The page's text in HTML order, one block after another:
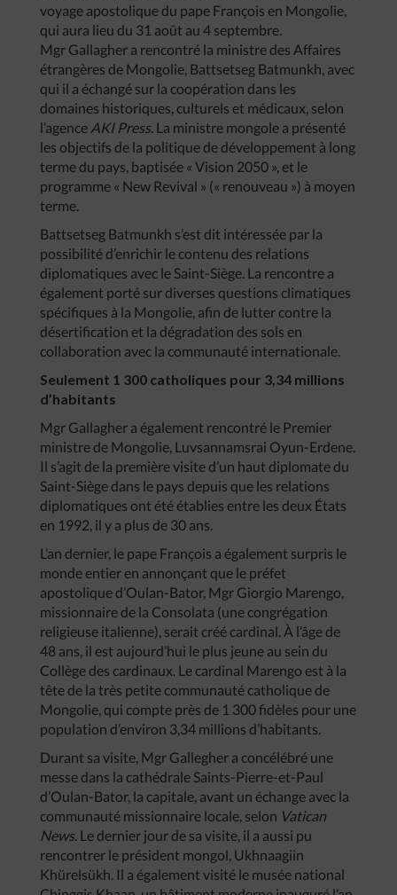
voyage apostolique du pape François en Mongolie,
qui aura lieu du 31 août au 4 septembre.
Mgr Gallagher a rencontré la ministre des Affaires
étrangères de Mongolie, Battsetseg Batmunkh, avec
qui il a échangé sur la coopération dans les
domaines historiques, culturels et médicaux, selon
l’agence AKI Press. La ministre mongole a présenté
les objectifs de la politique de développement à long
terme du pays, baptisée « Vision 2050 », et le
programme « New Revival » (« renouveau ») à moyen
terme.
Battsetseg Batmunkh s’est dit intéressée par la
possibilité d’enrichir le contenu des relations
diplomatiques avec le Saint-Siège. La rencontre a
également porté sur diverses questions climatiques
spécifiques à la Mongolie, afin de lutter contre la
désertification et la dégradation des sols en
collaboration avec la communauté internationale.
Seulement 1 300 catholiques pour 3,34 millions
d’habitants
Mgr Gallagher a également rencontré le Premier
ministre de Mongolie, Luvsannamsrai Oyun-Erdene.
Il s’agit de la première visite d’un haut diplomate du
Saint-Siège dans le pays depuis que les relations
diplomatiques ont été établies entre les deux États
en 1992, il y a plus de 30 ans.
L’an dernier, le pape François a également surpris le
monde entier en annonçant que le préfet
apostolique d’Oulan-Bator, Mgr Giorgio Marengo,
missionnaire de la Consolata (une congrégation
religieuse italienne), serait créé cardinal. À l’âge de
48 ans, il est aujourd’hui le plus jeune au sein du
Collège des cardinaux. Le cardinal Marengo est à la
tête de la très petite communauté catholique de
Mongolie, qui compte près de 1 300 fidèles pour une
population d’environ 3,34 millions d’habitants.
Durant sa visite, Mgr Gallegher a concélébré une
messe dans la cathédrale Saints-Pierre-et-Paul
d’Oulan-Bator, la capitale, avant un échange avec la
communauté missionnaire locale, selon Vatican
News. Le dernier jour de sa visite, il a aussi pu
rencontrer le président mongol, Ukhnaagiin
Khürelsükh. Il a également visité le musée national